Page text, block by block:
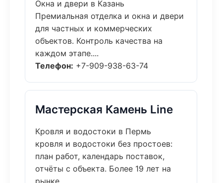
Окна и двери в Казань
Премиальная отделка и окна и двери
для частных и коммерческих
объектов. Контроль качества на
каждом этапе....
Телефон: +7-909-938-63-74
Мастерская Камень Line
Кровля и водостоки в Пермь
кровля и водостоки без простоев:
план работ, календарь поставок,
отчёты с объекта. Более 19 лет на
рынке....